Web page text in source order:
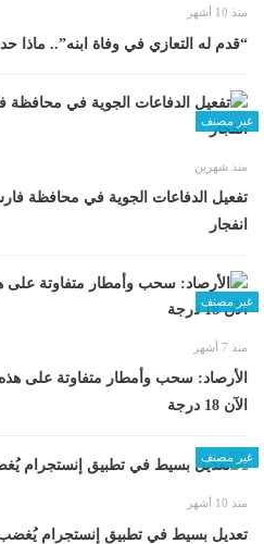
منذ 10 أشهر
“قدم له التعازي في وفاة ابنه”.. ماذا
غير مصنف
منذ شهرين
تفعيل الدفاعات الجوية في محافظة
انفجار
غير مصنف
منذ 7 أشهر
الأرصاد: سحب وأمطار متفاوتة على
الآن 18 درجة
غير مصنف
منذ 10 أشهر
تعديل بسيط في تطبيق إنستجرام